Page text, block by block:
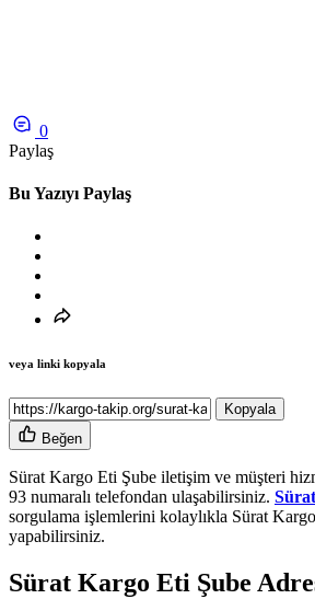
0
Paylaş
Bu Yazıyı Paylaş
veya linki kopyala
Kopyala
Beğen
Sürat Kargo Eti Şube iletişim ve müşteri
93 numaralı telefondan ulaşabilirsiniz.
sorgulama işlemlerini kolaylıkla Sürat
yapabilirsiniz.
Sürat Kargo Eti Şube